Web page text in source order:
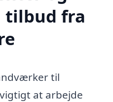
tilbud fra
til
at arbejde